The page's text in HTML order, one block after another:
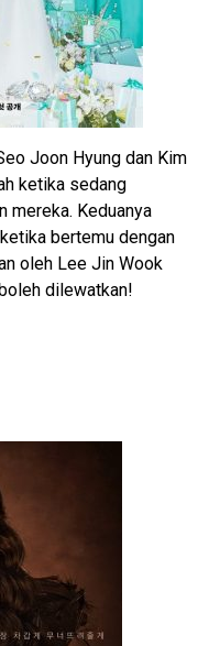
Joon Hyung dan Kim
ketika sedang
mereka. Keduanya
bertemu dengan
oleh Lee Jin Wook
dilewatkan!